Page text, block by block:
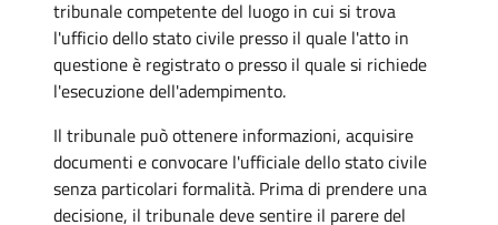
tribunale competente del luogo in cui si trova
l'ufficio dello stato civile presso il quale l'atto in
questione è registrato o presso il quale si richiede
l'esecuzione dell'adempimento.
Il tribunale può ottenere informazioni, acquisire
documenti e convocare l'ufficiale dello stato civile
senza particolari formalità. Prima di prendere una
decisione, il tribunale deve sentire il parere del